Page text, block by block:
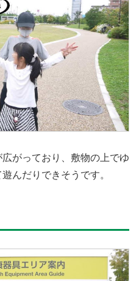
がっており、敷物の上でゆ
んだりできそうです。